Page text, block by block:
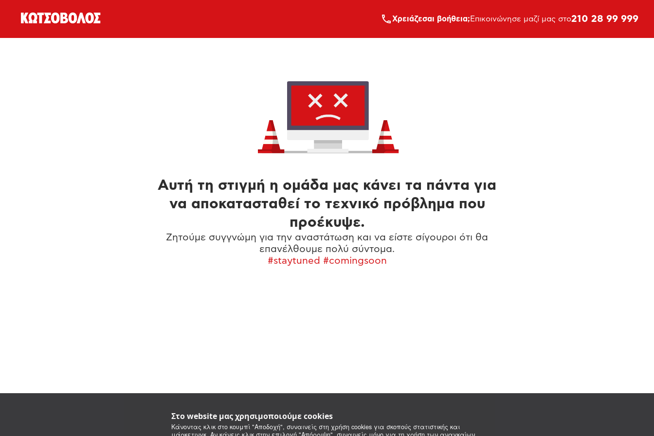
Στο website μας χρησιμοποιούμε cookies
Κάνοντας κλικ στο κουμπί "Αποδοχή", συναινείς στη χρήση cookies για σκοπούς στατιστικής και
Xρειάζεσαι βοήθεια; Επικοινώνησε μαζί μας στο210 28 99 999
Αυτή τη στιγμή η ομάδα μας κάνει τα πάντα για
να αποκατασταθεί το τεχνικό πρόβλημα που
προέκυψε.
Ζητούμε συγγνώμη για την αναστάτωση και να είστε σίγουροι ότι θα
επανέλθουμε πολύ σύντομα.
#staytuned #comingsoon